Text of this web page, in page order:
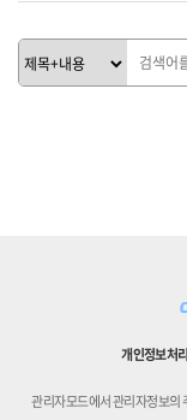
개인정보처
관리자모드에서 관리자정보의